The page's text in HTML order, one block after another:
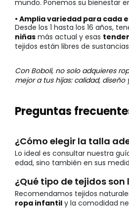
mundo. Ponemos su bienestar
• Amplia variedad para cada
Desde los 1 hasta los 16 años,
niñas más actual y esas
tejidos están libres de
Con Boboli, no solo adquieres
mejor a tus hijas: calidad,
Preguntas
¿Cómo elegir la talla
Lo ideal es consultar nuestra
edad, sino también en sus
¿Qué tipo de tejidos
Recomendamos tejidos
ropa infantil y la comodidad